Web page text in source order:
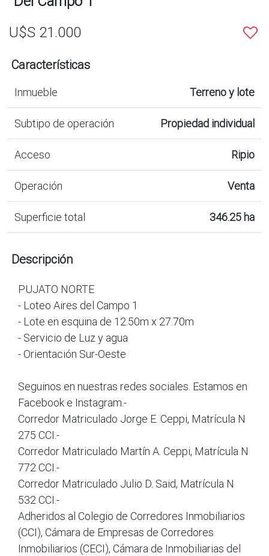
U$S 21.000
Características
Inmueble Terreno y lote
Subtipo de operación Propiedad individual
Acceso Ripio
Operación Venta
Superficie total 346.25 ha
Descripción
PUJATO NORTE
- Loteo Aires del Campo 1
- Lote en esquina de 12.50m x 27.70m
- Servicio de Luz y agua
- Orientación Sur-Oeste
Seguinos en nuestras redes sociales. Estamos en
Facebook e Instagram.-
Corredor Matriculado Jorge E. Ceppi, Matrícula N
275 CCI.-
Corredor Matriculado Martín A. Ceppi, Matrícula N
772 CCI.-
Corredor Matriculado Julio D. Said, Matrícula N
532 CCI.-
Adheridos al Colegio de Corredores Inmobiliarios
(CCI), Cámara de Empresas de Corredores
Inmobiliarios (CECI), Cámara de Inmobiliarias del